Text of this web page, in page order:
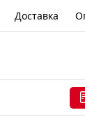
Доставка